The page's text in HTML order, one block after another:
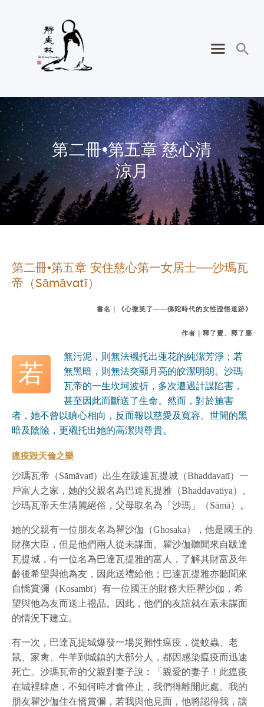
第二冊•第五章 慈心清
涼月
第二冊•第五章 安住慈心第一女居士──沙瑪瓦
帝（Sāmāvatī）
書名｜《心微笑了——佛陀時代的女性證悟道跡》
作者｜釋了覺、釋了塵
若
無污泥，則無法襯托出蓮花的純潔芳淨；若
無黑暗，則無法突顯月亮的皎潔明朗。沙瑪
瓦帝的一生坎坷波折，多次遭遇計謀陷害，
甚至因此而斷送了生命。然而，對於施害
者，她不曾以瞋心相向，反而報以慈愛及寬容。世間的黑
暗及陰險，更襯托出她的高潔與尊貴。
瘟疫毀天倫之樂
沙瑪瓦帝（Sāmāvatī）出生在跋達瓦提城（Bhaddavatī）一
戶富人之家，她的父親名為巴達瓦提雅（Bhaddavatiya）。
沙瑪瓦帝天生清麗絕俗，父母取名為「沙瑪」（Sāmā）。
她的父親有一位朋友名為瞿沙伽（Ghosaka），他是國王的
財務大臣，但是他們兩人從未謀面。瞿沙伽聽聞來自跋達
瓦提城，有一位名為巴達瓦提雅的富人，了解其財富及年
齡後希望與他為友，因此送禮給他；巴達瓦提雅亦聽聞來
自憍賞彌（Kosambī）有一位國王的財務大臣瞿沙伽，希
望與他為友而送上禮品。因此，他們的友誼就在素未謀面
的情況下建立。
有一次，巴達瓦提城爆發一場災難性瘟疫，從蚊蟲、老
鼠、家禽、牛羊到城鎮的大部分人，都因感染瘟疫而迅速
死亡。沙瑪瓦帝的父親對妻子說︰「親愛的妻子！此瘟疫
在城裡肆虐，不知何時才會停止，我們得離開此處。我的
朋友瞿沙伽住在憍賞彌，若我與他見面，他將認得我，讓